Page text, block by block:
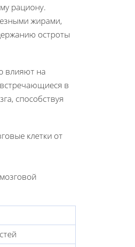
рациону.
жирами,
остроты
влияют на
в
способствуя
клетки от